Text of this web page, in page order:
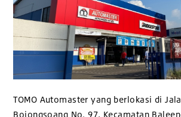
TOMO Automaster yang berlokasi di
Bojongsoang No. 97, Kecamatan